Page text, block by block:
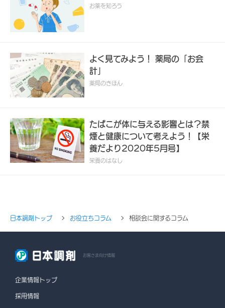
お薬を知ろう
よく見てみよう！ 薬局の「お会
計」
薬局のきほん
たばこが体に与える影響とは？禁
煙と健康について考えよう！【栄
養だより2020年5月号】
栄養のはなし
日本調剤トップ お役立ちコラム 相談会に関するコラム
お客さま向け情報
企業情報トップ
採用情報